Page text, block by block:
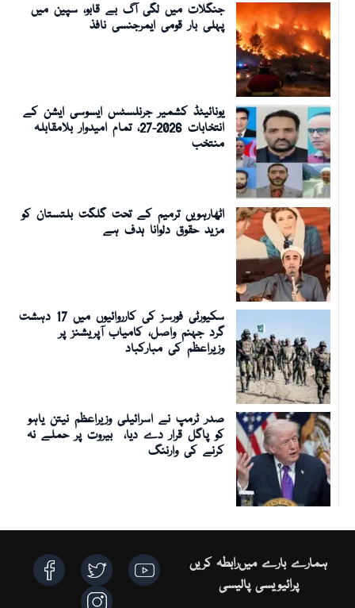
جنگلات میں لگی آگ بے قابو، سپین میں
پہلی بار قومی ایمرجنسی نافذ
یونائیٹڈ کشمیر جرنلسٹس ایسوسی ایشن کے
انتخابات 2026-27، تمام امیدوار بلامقابلہ
منتخب
اٹھارہویں ترمیم کے تحت گلگت بلتستان کو
مزید حقوق دلوانا ہدف ہے
سکیورٹی فورسز کی کارروائیوں میں 17 دہشت
گرد جہنم واصل، کامیاب آپریشنز پر
وزیراعظم کی مبارکباد
صدر ٹرمپ نے اسرائیلی وزیراعظم نیتن یاہو
کو پاگل قرار دے دیا، بیروت پر حملے نہ
کرنے کی وارننگ
رابطہ کریںہمارے بارے میں
پرائیویسی پالیسی